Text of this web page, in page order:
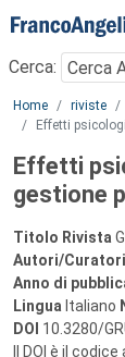
Menu
Cerca:
Main content
Home riviste
Effetti
Effetti
gestione
Titolo Rivista
Autori/Curatori
Anno di
Lingua Italiano
DOI 10.3280/
Il DOI è il